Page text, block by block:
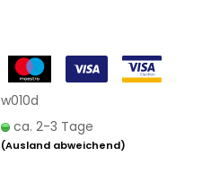
w010d
ca. 2-3 Tage
(Ausland abweichend)